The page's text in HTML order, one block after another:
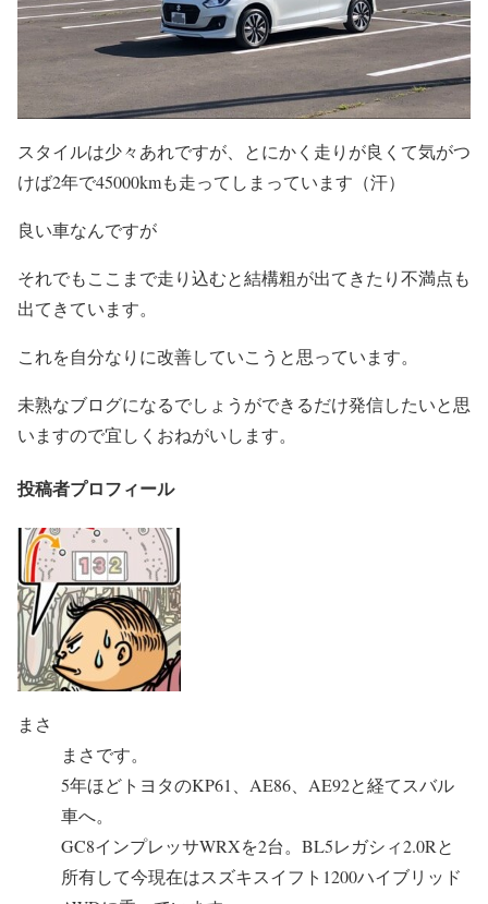
スタイルは少々あれですが、とにかく走りが良くて気がつ
けば2年で45000kmも走ってしまっています（汗）
良い車なんですが
それでもここまで走り込むと結構粗が出てきたり不満点も
出てきています。
これを自分なりに改善していこうと思っています。
未熟なブログになるでしょうができるだけ発信したいと思
いますので宜しくおねがいします。
投稿者プロフィール
まさ
まさです。
5年ほどトヨタのKP61、AE86、AE92と経てスバル
車へ。
GC8インプレッサWRXを2台。BL5レガシィ2.0Rと
所有して今現在はスズキスイフト1200ハイブリッド